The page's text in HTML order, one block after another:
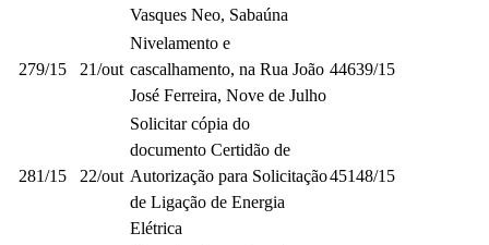
Vasques Neo, Sabaúna
279/15 21/out
Nivelamento e
cascalhamento, na Rua João
José Ferreira, Nove de Julho
44639/15
281/15 22/out
Solicitar cópia do
documento Certidão de
Autorização para Solicitação
de Ligação de Energia
Elétrica
45148/15